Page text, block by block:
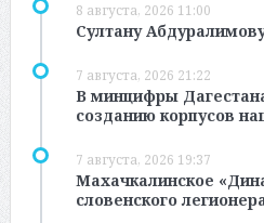
8 августа, 2026 11:00
Султану
7 августа, 2026 21:22
В минцифры
созданию корпусов
7 августа, 2026 19:37
Махачкалинское
словенского